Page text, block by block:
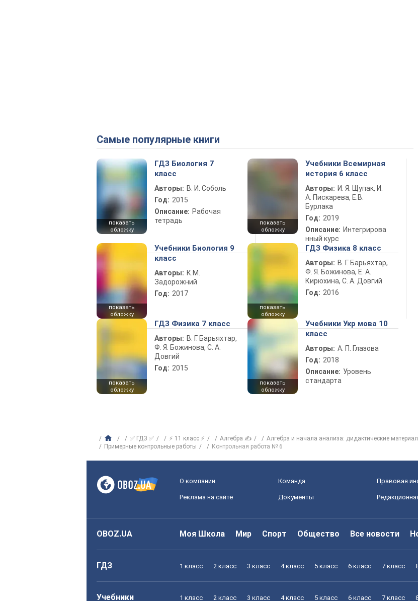
Самые популярные книги
показать
обложку
ГДЗ Биология 7
класс
Авторы: В. И. Соболь
Год: 2015
Описание: Рабочая
тетрадь
показать
обложку
Учебники Всемирная
история 6 класс
Авторы: И. Я. Щупак, И.
А. Пискарева, Е.В.
Бурлака
Год: 2019
Описание: Интегрирова
нный курс
показать
обложку
Учебники Биология 9
класс
Авторы: К.М.
Задорожний
Год: 2017
показать
обложку
ГДЗ Физика 8 класс
Авторы: В. Г. Барьяхтар,
Ф. Я. Божинова, Е. А.
Кирюхина, С. А. Довгий
Год: 2016
показать
обложку
ГДЗ Физика 7 класс
Авторы: В. Г. Барьяхтар,
Ф. Я. Божинова, С. А.
Довгий
Год: 2015
показать
обложку
Учебники Укр мова 10
класс
Авторы: А. П. Глазова
Год: 2018
Описание: Уровень
стандарта
✅ ГДЗ ✅ ⚡ 11 класс ⚡ Алгебра ✍
Алгебра и начала анализа: дидактические
Примерные контрольные работы
Контрольная работа № 6
О компании Команда Правовая
Реклама на сайте Документы
OBOZ.UA Моя Школа Мир Спорт Общество Все новости
ГДЗ 1 класс 2 класс 3 класс 4 класс 5 класс 6 класс 7 класс
Учебники 1 класс 2 класс 3 класс 4 класс 5 класс 6 класс 7 класс